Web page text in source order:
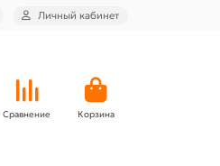
Личный кабинет
Сравнение Корзина